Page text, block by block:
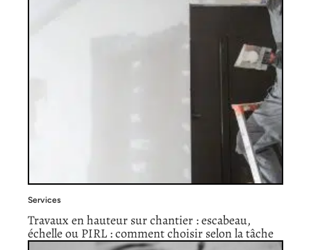
Services
Travaux en hauteur sur chantier : escabeau,
échelle ou PIRL : comment choisir selon la tâche